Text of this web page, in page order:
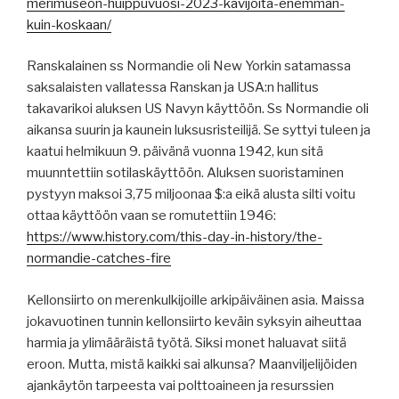
merimuseon-huippuvuosi-2023-kavijoita-enemman-
kuin-koskaan/
Ranskalainen ss Normandie oli New Yorkin satamassa
saksalaisten vallatessa Ranskan ja USA:n hallitus
takavarikoi aluksen US Navyn käyttöön. Ss Normandie oli
aikansa suurin ja kaunein luksusristeilijä. Se syttyi tuleen ja
kaatui helmikuun 9. päivänä vuonna 1942, kun sitä
muunntettiin sotilaskäyttöön. Aluksen suoristaminen
pystyyn maksoi 3,75 miljoonaa $:a eikä alusta silti voitu
ottaa käyttöön vaan se romutettiin 1946:
https://www.history.com/this-day-in-history/the-
normandie-catches-fire
Kellonsiirto on merenkulkijoille arkipäiväinen asia. Maissa
jokavuotinen tunnin kellonsiirto keväin syksyin aiheuttaa
harmia ja ylimääräistä työtä. Siksi monet haluavat siitä
eroon. Mutta, mistä kaikki sai alkunsa? Maanviljelijöiden
ajankäytön tarpeesta vai polttoaineen ja resurssien